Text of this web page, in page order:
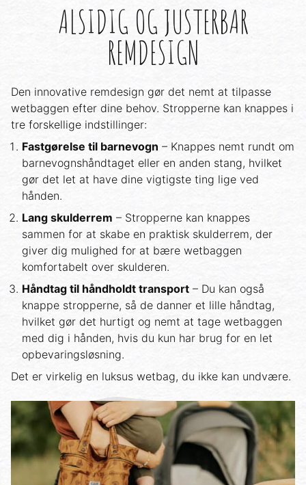
ALSIDIG OG JUSTERBAR
REMDESIGN
Den innovative remdesign gør det nemt at tilpasse
wetbaggen efter dine behov. Stropperne kan knappes i
tre forskellige indstillinger:
Fastgørelse til barnevogn – Knappes nemt rundt om
barnevognshåndtaget eller en anden stang, hvilket
gør det let at have dine vigtigste ting lige ved
hånden.
Lang skulderrem – Stropperne kan knappes
sammen for at skabe en praktisk skulderrem, der
giver dig mulighed for at bære wetbaggen
komfortabelt over skulderen.
Håndtag til håndholdt transport – Du kan også
knappe stropperne, så de danner et lille håndtag,
hvilket gør det hurtigt og nemt at tage wetbaggen
med dig i hånden, hvis du kun har brug for en let
opbevaringsløsning.
Det er virkelig en luksus wetbag, du ikke kan undvære.